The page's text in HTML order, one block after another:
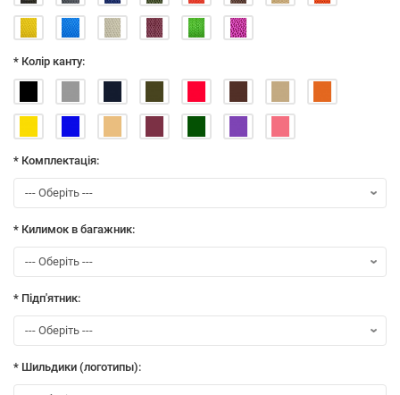
* Колір канту:
* Комплектація:
* Килимок в багажник:
* Підп'ятник:
* Шильдики (логотипы):